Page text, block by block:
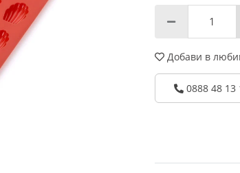
Добави в
0888 48 13